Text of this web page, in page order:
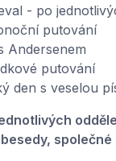
- po
putování
Andersenem
putování
den s veselou